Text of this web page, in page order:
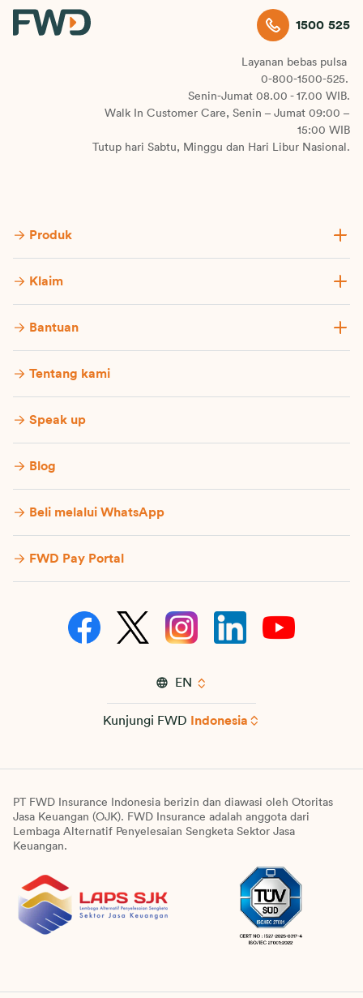
1500 525
Layanan bebas pulsa
0-800-1500-525.
Senin-Jumat 08.00 - 17.00 WIB.
Walk In Customer Care, Senin – Jumat 09:00 –
15:00 WIB
Tutup hari Sabtu, Minggu dan Hari Libur Nasional.
Produk
Klaim
Bantuan
Tentang kami
Speak up
Blog
Beli melalui WhatsApp
FWD Pay Portal
EN
Kunjungi FWD Indonesia
PT FWD Insurance Indonesia berizin dan diawasi oleh Otoritas
Jasa Keuangan (OJK). FWD Insurance adalah anggota dari
Lembaga Alternatif Penyelesaian Sengketa Sektor Jasa
Keuangan.